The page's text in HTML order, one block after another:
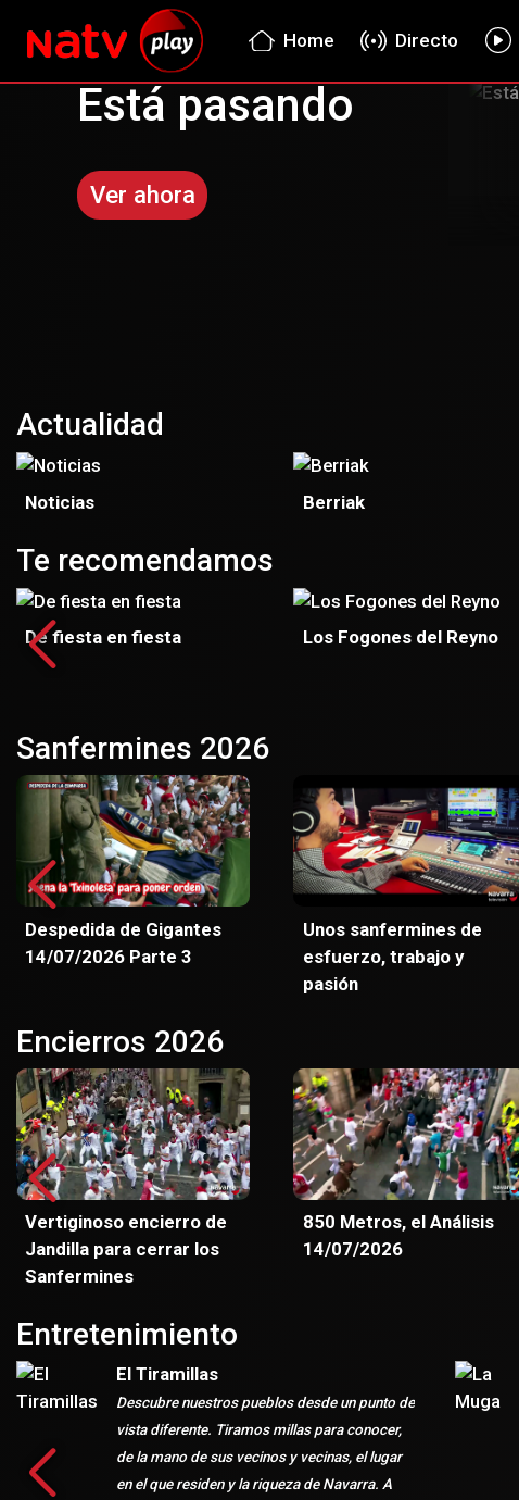
Home Directo
Está pasando
Ver ahora
Actualidad
Noticias Berriak
Te recomendamos
De fiesta en fiesta
Los Fogones del Reyno
Sanfermines 2026
Despedida de Gigantes
14/07/2026 Parte 3
Unos sanfermines de
esfuerzo, trabajo y
pasión
Encierros 2026
Vertiginoso encierro de
Jandilla para cerrar los
Sanfermines
850 Metros, el Análisis
14/07/2026
Entretenimiento
El Tiramillas
Descubre nuestros pueblos desde un punto de
vista diferente. Tiramos millas para conocer,
de la mano de sus vecinos y vecinas, el lugar
en el que residen y la riqueza de Navarra. A